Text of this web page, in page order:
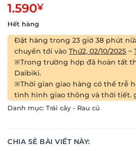
1.590¥
Hết hàng
Đặt hàng trong 23 giờ 38 phút
chuyển tới vào Thứ2, 02/10/2025 ~
※Trong trường hợp đã hoàn tất
Daibiki.
※Thời gian giao hàng có thể trễ
tình hình giao thông và thời tiết.
Danh mục: Trái cây - Rau củ
CHIA SẺ BÀI VIẾT NÀY: